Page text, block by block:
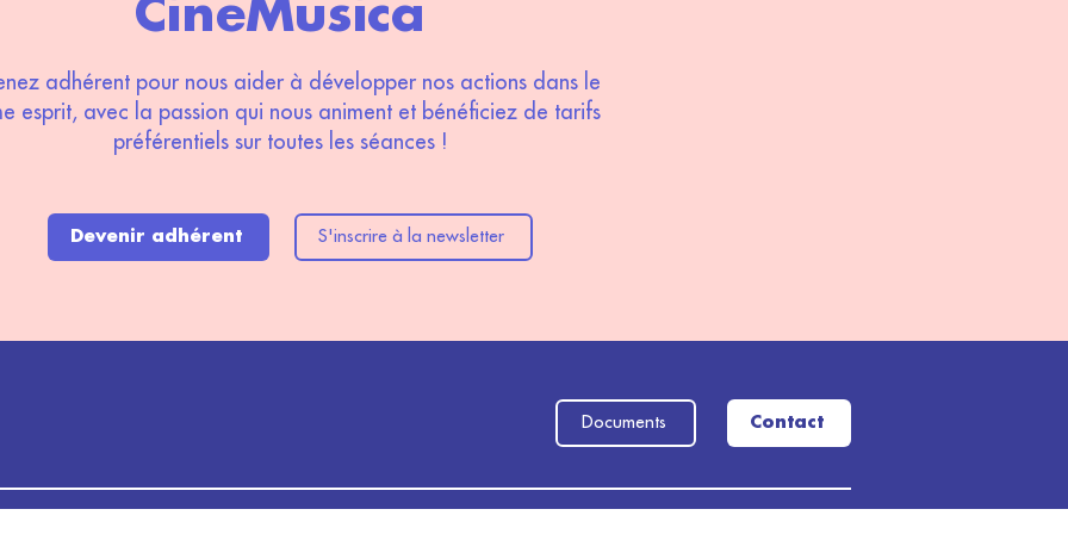
CineMusica
adhérent pour nous aider à développer nos actions dans le
esprit, avec la passion qui nous animent et bénéficiez de tarifs
préférentiels sur toutes les séances !
Devenir adhérent S'inscrire à la newsletter
Documents Contact